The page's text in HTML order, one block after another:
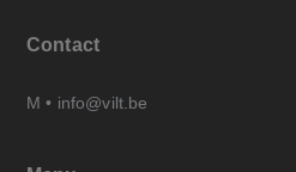
Contact
M • info@vilt.be